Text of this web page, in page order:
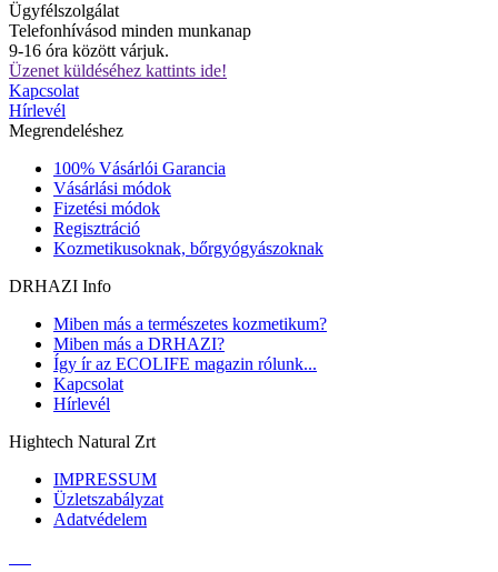
Ügyfélszolgálat
Telefonhívásod minden munkanap
9-16 óra között várjuk.
Üzenet küldéséhez kattints ide!
Kapcsolat
Hírlevél
Megrendeléshez
100% Vásárlói Garancia
Vásárlási módok
Fizetési módok
Regisztráció
Kozmetikusoknak, bőrgyógyászoknak
DRHAZI Info
Miben más a természetes kozmetikum?
Miben más a DRHAZI?
Így ír az ECOLIFE magazin rólunk...
Kapcsolat
Hírlevél
Hightech Natural Zrt
IMPRESSUM
Üzletszabályzat
Adatvédelem